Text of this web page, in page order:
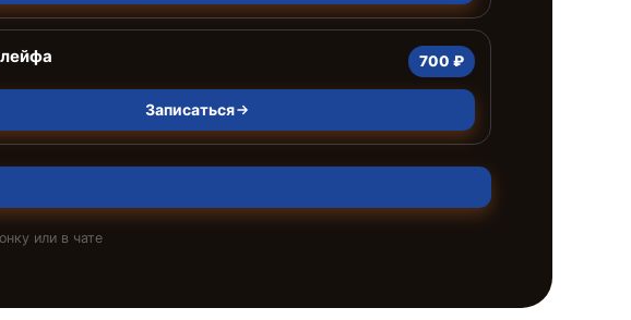
700 ₽
Записаться
или в чате